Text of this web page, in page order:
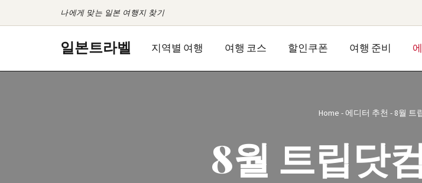
나에게 맞는 일본 여행지 찾기
일본트라벨 지역별 여행 여행 코스 할인쿠폰 여행 준비
Home - 에디터 추천 - 8월 트
8월 트립닷